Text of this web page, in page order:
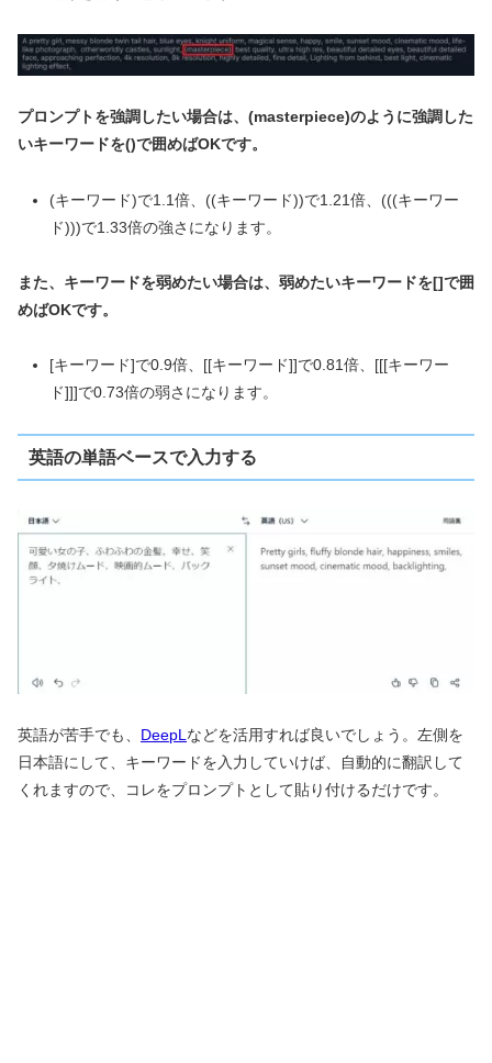
プロンプトを強調したい場合は、(masterpiece)のように強調した
いキーワードを()で囲めばOKです。
(キーワード)で1.1倍、((キーワード))で1.21倍、(((キーワー
ド)))で1.33倍の強さになります。
また、キーワードを弱めたい場合は、弱めたいキーワードを[]で囲
めばOKです。
[キーワード]で0.9倍、[[キーワード]]で0.81倍、[[[キーワー
ド]]]で0.73倍の弱さになります。
英語の単語ベースで入力する
英語が苦手でも、 DeepL などを活用すれば良いでしょう。左側を
日本語にして、キーワードを入力していけば、自動的に翻訳して
くれますので、コレをプロンプトとして貼り付けるだけです。